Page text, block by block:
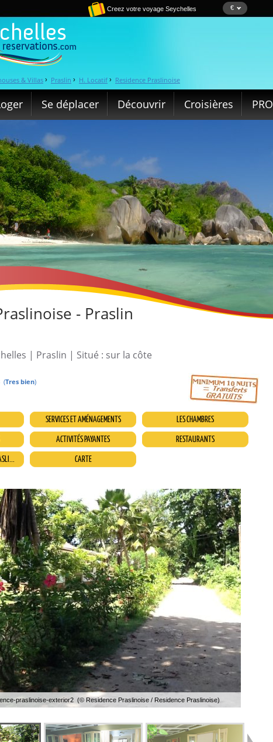
Creez votre voyage Seychelles €
& Villas › Praslin › H. Locatif › Residence Praslinoise
Se déplacer Découvrir Croisières PRO
- Praslin
| Praslin | Situé : sur la côte
(Tres bien)
SERVICES ET AMÉNAGEMENTS
LES CHAMBRES
ACTIVITÉS PAYANTES
RESTAURANTS
CARTE
praslinoise-exterior2 (© Residence Praslinoise / Residence Praslinoise)